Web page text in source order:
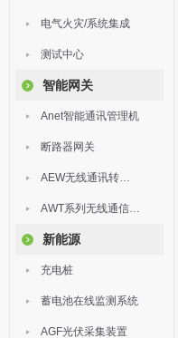
电气火灾/系统集成
测试中心
智能网关
Anet智能通讯管理机
断路器网关
AEW无线通讯转换器
AWT系列无线通信终端
新能源
充电桩
蓄电池在线监测系统
AGF光伏采集装置